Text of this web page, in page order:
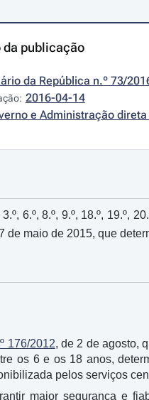
da publicação
da República n.º 73/
2016-04-14
e Administração
6.º, 8.º, 9.º, 18.º, 19.º,
de maio de 2015, que
176/2012, de 2 de agosto,
os 6 e os 18 anos,
pelos serviços
maior segurança e